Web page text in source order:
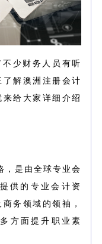
少财务人员有听
了解澳洲注册会计
给大家详细介绍
，是由全球专业会
供的专业会计资
务领域的领袖，
方面提升职业素